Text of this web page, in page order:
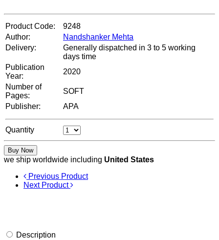
Product Code:
9248
Author:
Nandshanker Mehta
Delivery:
Generally dispatched in 3 to 5 working
days time
Publication
Year:
2020
Number of
Pages:
SOFT
Publisher:
APA
Quantity
Buy Now
we ship worldwide including United States
Previous Product
Next Product
Description